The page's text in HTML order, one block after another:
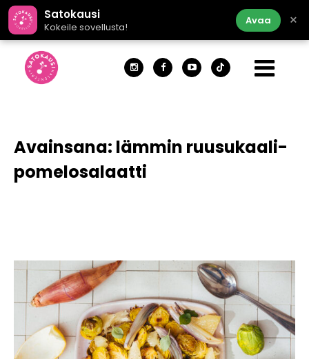
Satokausi
Kokeile sovellusta!
Avaa ×
Avainsana: lämmin ruusukaali-
pomelosalaatti